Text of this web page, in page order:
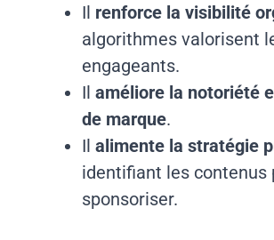
Il renforce la visibilité
algorithmes valorisent
engageants.
Ilaméliore la notoriété
de marque.
Ilalimente la stratégie
identifiant les contenus
sponsoriser.